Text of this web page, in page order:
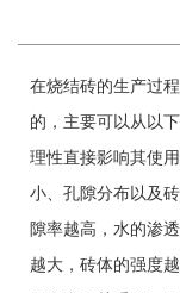
在烧结砖的生产过
的，主要可以从以
理性直接影响其使
小、孔隙分布以及
隙率越高，水的渗
越大，砖体的强度